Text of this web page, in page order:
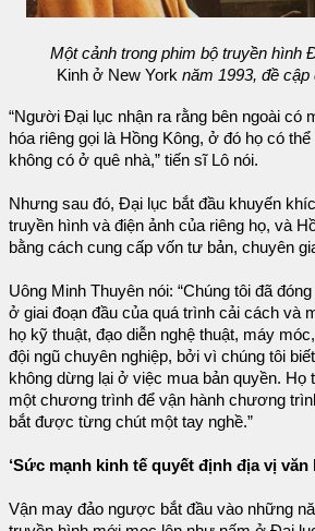
Một cảnh trong phim bộ truyền hình
Kinh ở New York năm 1993, đề
“Người Đại lục nhận ra rằng bên ngoài có
hóa riêng gọi là Hồng Kông, ở đó họ có
không có ở quê nhà,” tiến sĩ Lô nói.
Nhưng sau đó, Đại lục bắt đầu khuyến
truyền hình và điện ảnh của riêng họ, và
bằng cách cung cấp vốn tư bản, chuyên
Uông Minh Thuyên nói: “Chúng tôi đã
ở giai đoạn đầu của quá trình cải cách và
họ kỹ thuật, đạo diễn nghệ thuật, máy
đội ngũ chuyên nghiệp, bởi vì chúng tôi
không dừng lại ở việc mua bản quyền. Họ
một chương trình để vận hành chương
bắt được từng chút một tay nghề.”
‘Sức mạnh kinh tế quyết định địa vị văn
Vận may đảo ngược bắt đầu vào những